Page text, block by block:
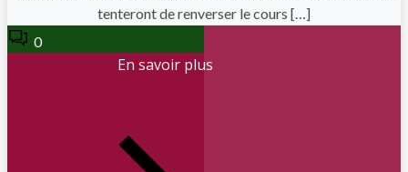
tenteront de renverser le cours […]
0
En savoir plus